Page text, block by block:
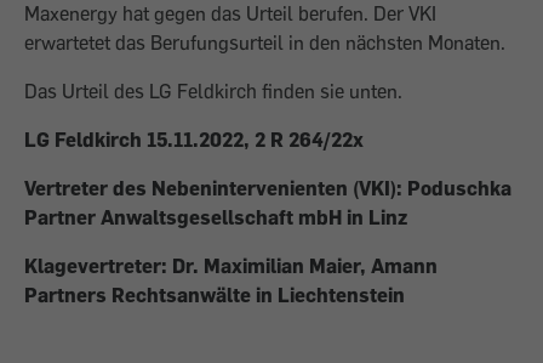
Maxenergy hat gegen das Urteil berufen. Der VKI
erwartetet das Berufungsurteil in den nächsten Monaten.
Das Urteil des LG Feldkirch finden sie unten.
LG Feldkirch 15.11.2022, 2 R 264/22x
Vertreter des Nebenintervenienten (VKI): Poduschka
Partner Anwaltsgesellschaft mbH in Linz
Klagevertreter: Dr. Maximilian Maier, Amann
Partners Rechtsanwälte in Liechtenstein